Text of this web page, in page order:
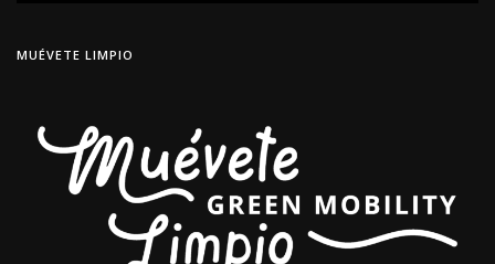
MUÉVETE LIMPIO